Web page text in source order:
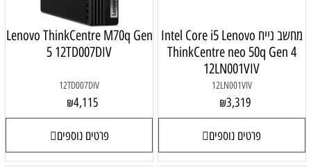
מחשב נייח Intel Core i5 Lenovo
ThinkCentre neo 50q Gen 4
12LN001VIV
12LN001VIV
₪3,319
פרטים נוספים
Lenovo ThinkCentre M70q Gen
5 12TD007DIV
12TD007DIV
₪4,115
פרטים נוספים